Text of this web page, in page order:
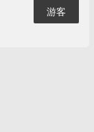
游客